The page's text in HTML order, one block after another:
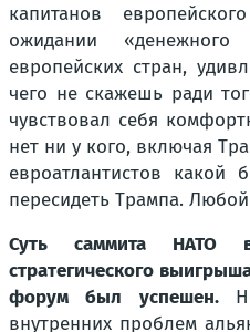
капитанов
ожидании
европейских стран,
чего не скажешь ради
чувствовал себя
нет ни у кого, включая
евроатлантистов какой
пересидеть Трампа.
Суть саммита НАТО
стратегического
форум был успешен.
внутренних проблем